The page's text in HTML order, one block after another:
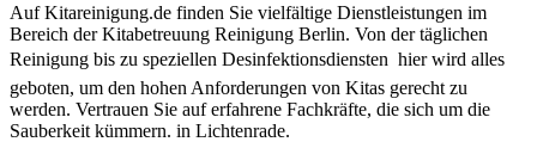
Auf Kitareinigung.de finden Sie vielfältige Dienstleistungen im
Bereich der Kitabetreuung Reinigung Berlin. Von der täglichen
Reinigung bis zu speziellen Desinfektionsdiensten  hier wird alles
geboten, um den hohen Anforderungen von Kitas gerecht zu
werden. Vertrauen Sie auf erfahrene Fachkräfte, die sich um die
Sauberkeit kümmern. in Lichtenrade.